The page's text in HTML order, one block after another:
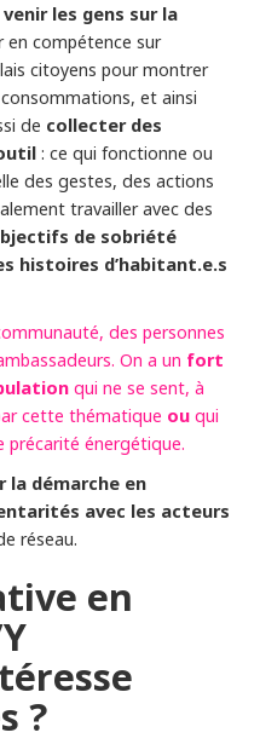
les gens sur la
compétence sur
citoyens pour montrer
et ainsi
de collecter des
: ce qui fonctionne ou
des gestes, des actions
travailler avec des
de sobriété
histoires d’habitant.e.s
des personnes
On a un fort
qui ne se sent, à
cette thématique ou qui
précarité énergétique.
la démarche en
avec les acteurs
réseau.
en
?